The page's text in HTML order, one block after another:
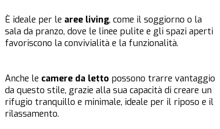
È ideale per le aree living, come il soggiorno o la
sala da pranzo, dove le linee pulite e gli spazi aperti
favoriscono la convivialità e la funzionalità.
Anche le camere da letto possono trarre vantaggio
da questo stile, grazie alla sua capacità di creare un
rifugio tranquillo e minimale, ideale per il riposo e il
rilassamento.